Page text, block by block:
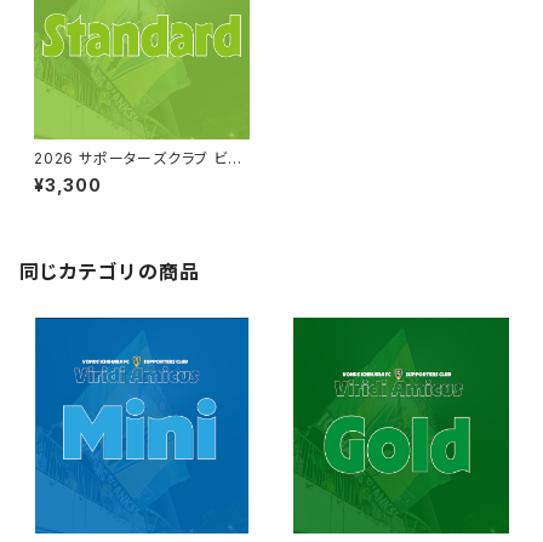
2026 サポーターズクラブ ビリ
アミ【スタンダード】
¥3,300
同じカテゴリの商品